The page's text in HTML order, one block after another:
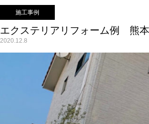
施工事例
エクステリアリフォーム例 熊
2020.12.8